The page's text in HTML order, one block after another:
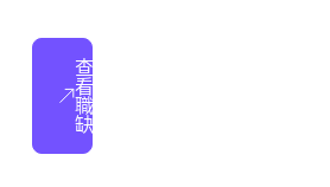
查
看
職
缺